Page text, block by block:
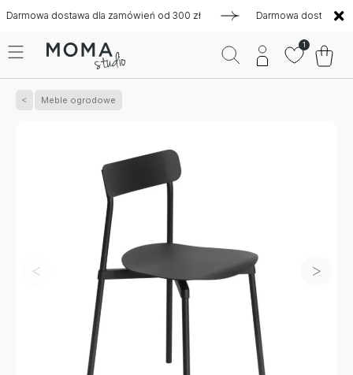
dostawa dla zamówień od 300 zł Darmowa dostawa dla
1
Meble ogrodowe